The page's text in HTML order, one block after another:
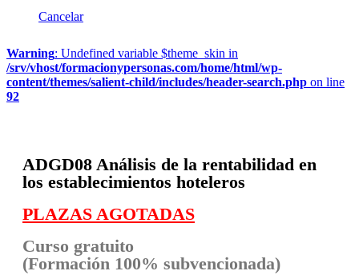
Cancelar
Warning: Undefined variable $theme_skin in
/srv/vhost/formacionypersonas.com/home/html/wp-
content/themes/salient-child/includes/header-search.php on line
92
ADGD08 Análisis de la rentabilidad en
los establecimientos hoteleros
PLAZAS AGOTADAS
Curso gratuito
(Formación 100% subvencionada)